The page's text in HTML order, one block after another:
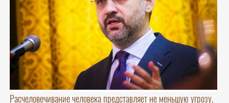
Расчеловечивание человека представляет не меньшую угрозу,